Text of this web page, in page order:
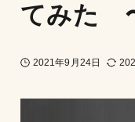
てみた
2021年9月24日